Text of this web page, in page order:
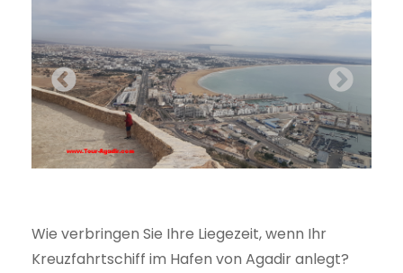
Wie verbringen Sie Ihre Liegezeit, wenn Ihr
Kreuzfahrtschiff im Hafen von Agadir anlegt?